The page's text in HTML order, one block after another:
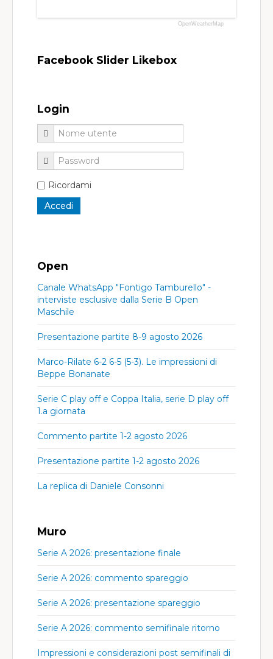
OpenWeatherMap
Facebook Slider Likebox
Login
Ricordami
Open
Canale WhatsApp "Fontigo Tamburello" -
interviste esclusive dalla Serie B Open
Maschile
Presentazione partite 8-9 agosto 2026
Marco-Rilate 6-2 6-5 (5-3). Le impressioni di
Beppe Bonanate
Serie C play off e Coppa Italia, serie D play off
1.a giornata
Commento partite 1-2 agosto 2026
Presentazione partite 1-2 agosto 2026
La replica di Daniele Consonni
Muro
Serie A 2026: presentazione finale
Serie A 2026: commento spareggio
Serie A 2026: presentazione spareggio
Serie A 2026: commento semifinale ritorno
Impressioni e considerazioni post semifinali di